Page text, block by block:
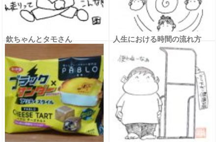
欽ちゃんとタモさん 人生における時間の流れ方